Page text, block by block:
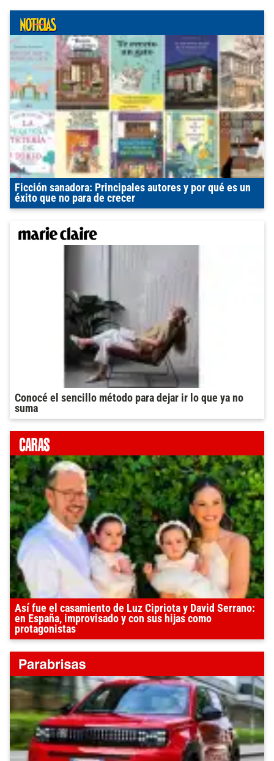
Ficción sanadora: Principales autores y por qué es un
éxito que no para de crecer
Conocé el sencillo método para dejar ir lo que ya no
suma
Así fue el casamiento de Luz Cipriota y David Serrano:
en España, improvisado y con sus hijas como
protagonistas